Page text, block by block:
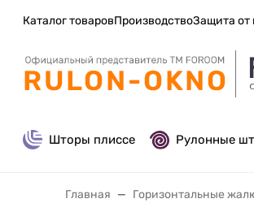
Каталог товаровПроизводствоЗащита от
Шторы плиссе Рулонные
Главная Горизонтальные